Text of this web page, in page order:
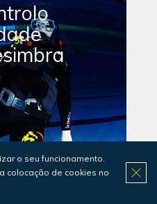
o seu funcionamento.
colocação de cookies no